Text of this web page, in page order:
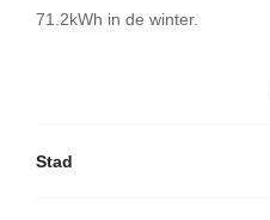
71.2kWh in de winter.
Stad